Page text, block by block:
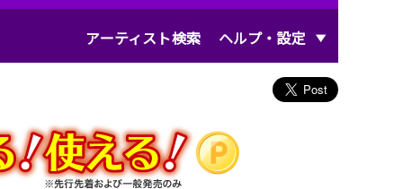
音楽配信
動画配信ガイド
Rakuten PLAY
無料テレビ
Rチャンネル
アーティスト検索 ヘルプ・設定